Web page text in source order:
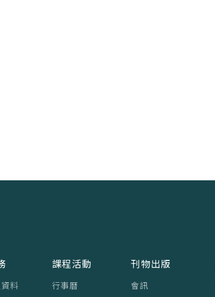
料
課程活動
行事曆
刊物出版
會訊